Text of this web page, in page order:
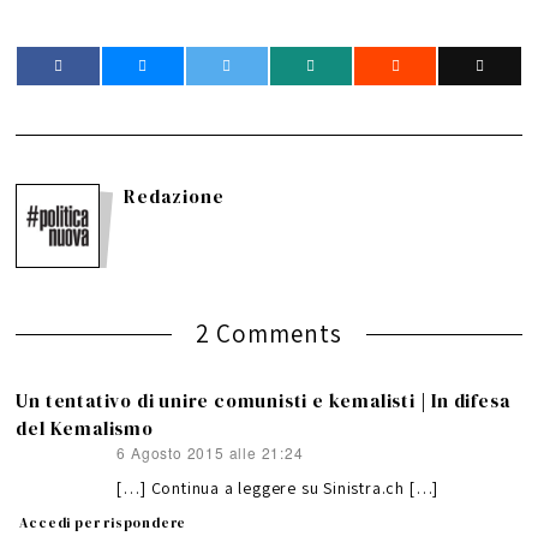
Redazione
2 Comments
Un tentativo di unire comunisti e kemalisti | In difesa
del Kemalismo
6 Agosto 2015 alle 21:24
[…] Continua a leggere su Sinistra.ch […]
Accedi per rispondere